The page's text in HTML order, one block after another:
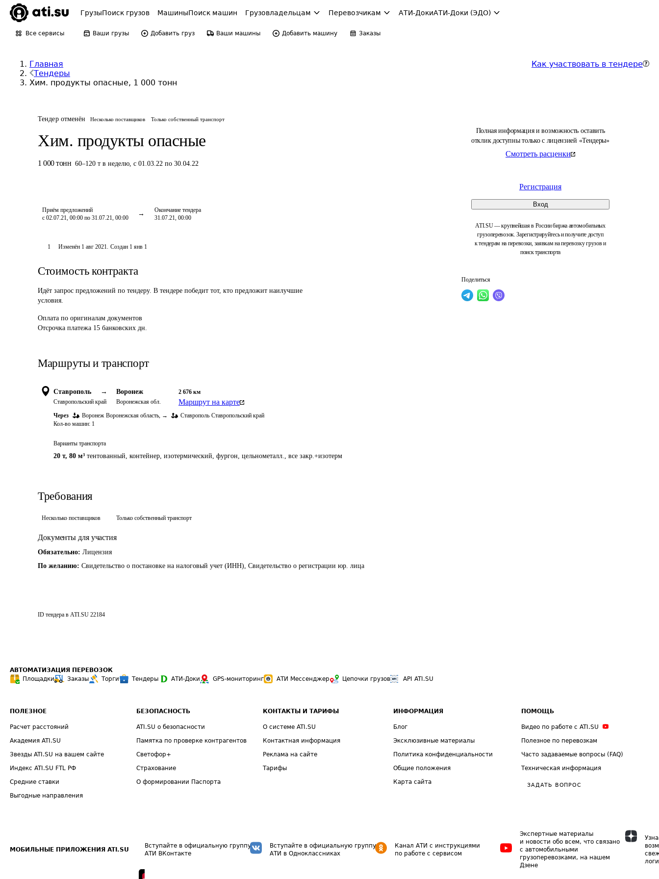
ГрузыПоиск грузов МашиныПоиск машин Грузовладельцам Перевозчикам АТИ-ДокиАТИ-Доки (ЭДО)
Все сервисы Ваши грузы Добавить груз Ваши машины Добавить машину Заказы
Главная
Тендеры
Хим. продукты опасные, 1 000 тонн
Как участвовать в тендере
Тендер отменён Несколько поставщиков Только собственный транспорт
Хим. продукты опасные
1 000 тонн 60–120 т в неделю, с 01.03.22 по 30.04.22
Приём предложений
с 02.07.21, 00:00 по 31.07.21, 00:00
Окончание тендера
31.07.21, 00:00
Полная информация и возможность оставить
отклик доступны только с лицензией «Тендеры»
Смотреть расценки
Регистрация
Вход
ATI.SU — крупнейшая в России биржа автомобильных
грузоперевозок. Зарегистрируйтесь и получите доступ
к тендерам на перевозки, заявкам на перевозку грузов и
поиск транспорта
Поделиться
1 Изменён 1 авг 2021. Создан 1 янв 1
Стоимость контракта
Идёт запрос предложений по тендеру. В тендере победит тот, кто предложит наилучшие
условия.
Оплата по оригиналам документов
Отсрочка платежа 15 банковских дн.
Маршруты и транспорт
Ставрополь →
Ставропольский край
Воронеж
Воронежская обл.
2 676 км
Маршрут на карте
Через Воронеж Воронежская область, → Ставрополь Ставропольский край
Кол-во машин: 1
Варианты транспорта
20 т, 80 м³ тентованный, контейнер, изотермический, фургон, цельнометалл., все закр.+изотерм
Требования
Несколько поставщиков Только собственный транспорт
Документы для участия
Обязательно: Лицензия
По желанию: Свидетельство о постановке на налоговый учет (ИНН), Свидетельство о регистрации юр. лица
ID тендера в ATI.SU 22184
АВТОМАТИЗАЦИЯ ПЕРЕВОЗОК
Площадки
Заказы Торги Тендеры АТИ-Доки GPS-мониторинг АТИ Мессенджер Цепочки грузов API ATI.SU
ПОЛЕЗНОЕ
Расчет расстояний
Академия ATI.SU
Звезды ATI.SU на вашем сайте
Индекс ATI.SU FTL РФ
Средние ставки
Выгодные направления
БЕЗОПАСНОСТЬ
ATI.SU о безопасности
Памятка по проверке контрагентов
Светофор+
Страхование
О формировании Паспорта
КОНТАКТЫ И ТАРИФЫ
О системе ATI.SU
Контактная информация
Реклама на сайте
Тарифы
ИНФОРМАЦИЯ
Блог
Эксклюзивные материалы
Политика конфиденциальности
Общие положения
Карта сайта
ПОМОЩЬ
Видео по работе с ATI.SU
Полезное по перевозкам
Часто задаваемые вопросы (FAQ)
Техническая информация
ЗАДАТЬ ВОПРОС
МОБИЛЬНЫЕ ПРИЛОЖЕНИЯ ATI.SU
Вступайте в официальную группу
АТИ ВКонтакте
Вступайте в официальную группу
АТИ в Одноклассниках
Канал АТИ с инструкциями
по работе с сервисом
Экспертные материалы
и новости обо всем, что связано
с автомобильными
грузоперевозками, на нашем
Дзене